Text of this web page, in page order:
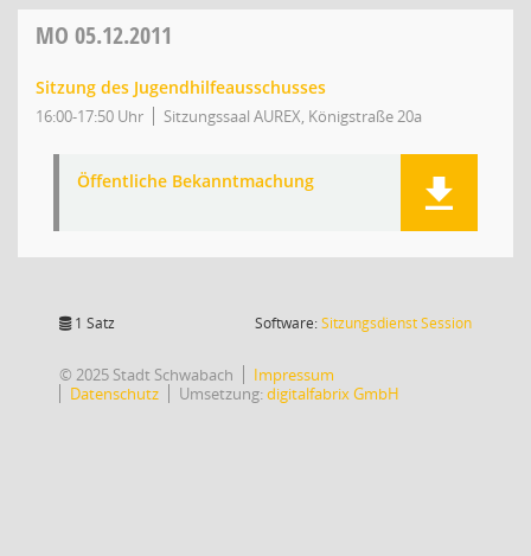
MO 05.12.2011
Sitzung des Jugendhilfeausschusses
16:00-17:50 Uhr Sitzungssaal AUREX, Königstraße 20a
Öffentliche Bekanntmachung
1 Satz Software:SitzungsdienstSession(Wird in
© 2025 Stadt Schwabach
Impressum
Datenschutz
Umsetzung:digitalfabrix GmbH